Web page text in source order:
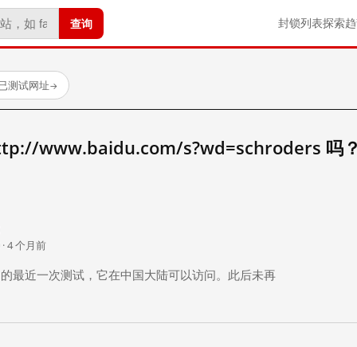
查询 封锁列表探索
测试网址→
www.baidu.com/s?wd=schroders 吗？
4 个月前
最近一次测试，它在中国大陆可以访问。此后未再